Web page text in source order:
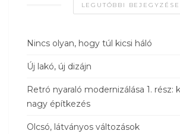
LEGUTÓBBI
Nincs olyan, hogy túl kicsi háló
Új lakó, új dizájn
Retró nyaraló modernizálása 1. rész:
nagy építkezés
Olcsó, látványos változások